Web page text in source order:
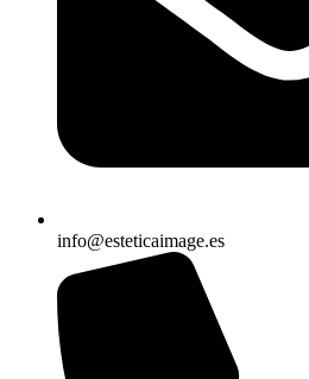
info@esteticaimage.es